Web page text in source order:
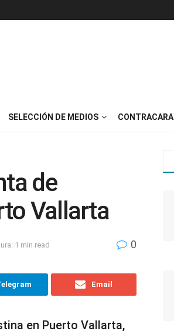
SELECCIÓN DE MEDIOS CONTRACARA
de
Vallarta
1 min read 0
Email
en Puerto Vallarta,